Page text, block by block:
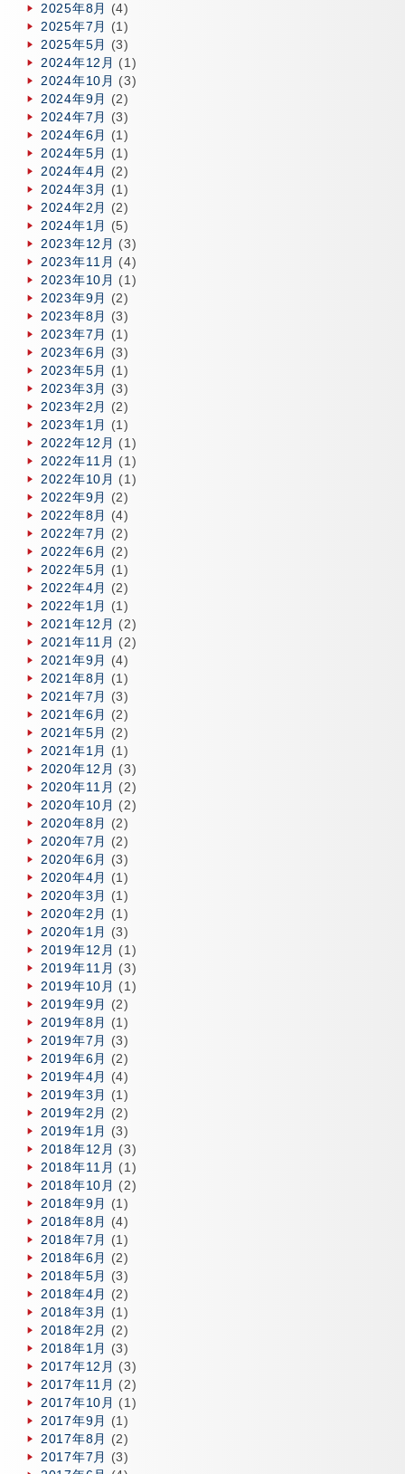
2025年8月
(4)
2025年7月
(1)
2025年5月
(3)
2024年12月 (1)
2024年10月 (3)
2024年9月
(2)
2024年7月
(3)
2024年6月
(1)
2024年5月
(1)
2024年4月
(2)
2024年3月
(1)
2024年2月
(2)
2024年1月
(5)
2023年12月 (3)
2023年11月 (4)
2023年10月 (1)
2023年9月
(2)
2023年8月
(3)
2023年7月
(1)
2023年6月
(3)
2023年5月
(1)
2023年3月
(3)
2023年2月
(2)
2023年1月
(1)
2022年12月 (1)
2022年11月 (1)
2022年10月 (1)
2022年9月
(2)
2022年8月
(4)
2022年7月
(2)
2022年6月
(2)
2022年5月
(1)
2022年4月
(2)
2022年1月
(1)
2021年12月 (2)
2021年11月 (2)
2021年9月
(4)
2021年8月
(1)
2021年7月
(3)
2021年6月
(2)
2021年5月
(2)
2021年1月
(1)
2020年12月 (3)
2020年11月 (2)
2020年10月 (2)
2020年8月
(2)
2020年7月
(2)
2020年6月
(3)
2020年4月
(1)
2020年3月
(1)
2020年2月
(1)
2020年1月
(3)
2019年12月 (1)
2019年11月 (3)
2019年10月 (1)
2019年9月
(2)
2019年8月
(1)
2019年7月
(3)
2019年6月
(2)
2019年4月
(4)
2019年3月
(1)
2019年2月
(2)
2019年1月
(3)
2018年12月 (3)
2018年11月 (1)
2018年10月 (2)
2018年9月
(1)
2018年8月
(4)
2018年7月
(1)
2018年6月
(2)
2018年5月
(3)
2018年4月
(2)
2018年3月
(1)
2018年2月
(2)
2018年1月
(3)
2017年12月 (3)
2017年11月 (2)
2017年10月 (1)
2017年9月
(1)
2017年8月
(2)
2017年7月
(3)